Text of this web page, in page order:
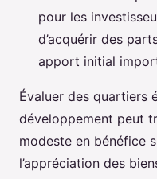
pour les
d’acquérir des
apport initial
Évaluer des quartiers
développement peut
modeste en bénéfice
l’appréciation des